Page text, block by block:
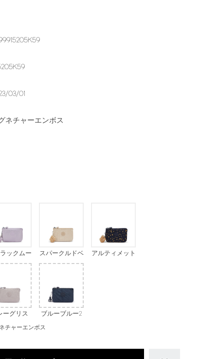
03/01
ネチャーエンボス
ックムー
タリック
スパークルドベ
ージュ
アルティメット
ーグリス ブルーブルー2
チャーエンボス